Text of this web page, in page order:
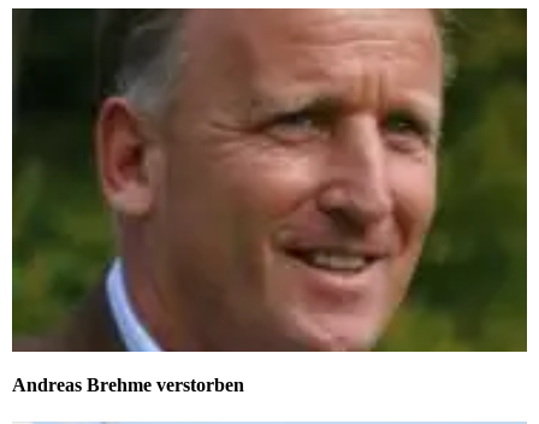
Andreas Brehme verstorben